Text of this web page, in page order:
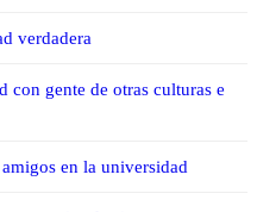
verdadera
con gente de otras culturas e
en la universidad